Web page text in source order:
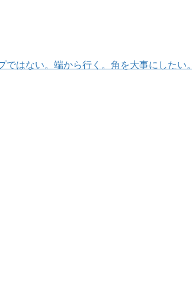
はない。端から行く。角を大事にしたい